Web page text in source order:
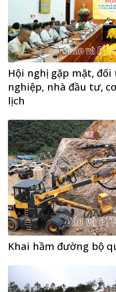
Hội nghị gặp mặt,
nghiệp, nhà đầu tư,
lịch
Khai hầm đường bộ